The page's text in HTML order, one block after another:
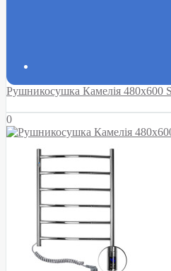
Рушникосушка Камелія 480х600
0